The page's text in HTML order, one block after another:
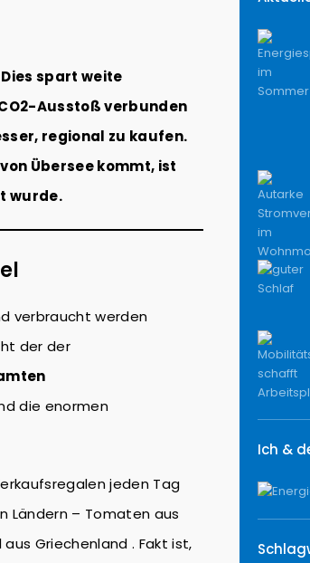
spart weite
Ausstoß verbunden
regional zu kaufen.
Übersee kommt, ist
wurde.
verbraucht werden
der der
die enormen
jeden Tag
Ländern – Tomaten aus
Griechenland . Fakt ist,
Ich &